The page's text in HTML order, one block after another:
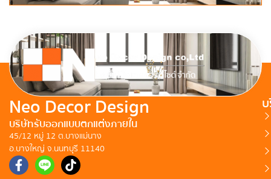
Neo Decor Design
บริษัทรับออกแบบตกแต่งภายใน
45/12 หมู่ 12 ต.บางแม่นาง
อ.บางใหญ่ จ.นนทบุรี 11140